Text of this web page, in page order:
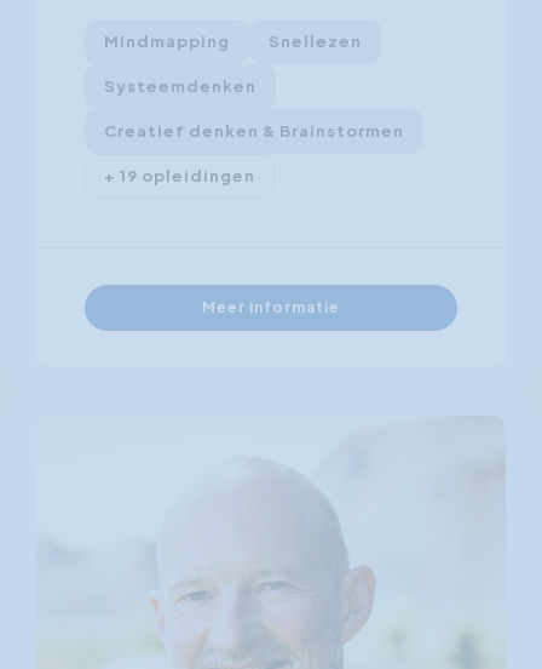
Mindmapping Snellezen
Systeemdenken
Creatief denken & Brainstormen
+ 19 opleidingen
Meer informatie